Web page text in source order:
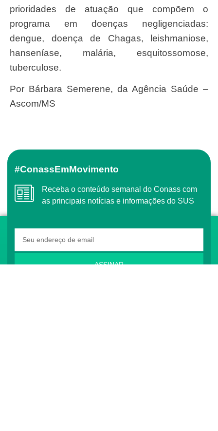
prioridades de atuação que compõem o
programa em doenças negligenciadas:
dengue, doença de Chagas, leishmaniose,
hanseníase, malária, esquitossomose,
tuberculose.
Por Bárbara Semerene, da Agência Saúde –
Ascom/MS
#ConassEmMovimento
Receba o conteúdo semanal do Conass com
as principais notícias e informações do SUS
ASSINAR